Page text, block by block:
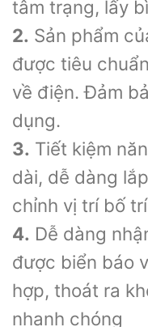
tâm trạng, lấy
2. Sản phẩm
được tiêu
về điện. Đảm
dụng.
3. Tiết kiệm
dài, dễ dàng
chỉnh vị trí bố
4. Dễ dàng
được biển báo
hợp, thoát ra
nhanh chóng